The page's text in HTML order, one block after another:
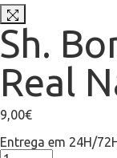
Sh.
Real
9,00€
Entrega em 24H/